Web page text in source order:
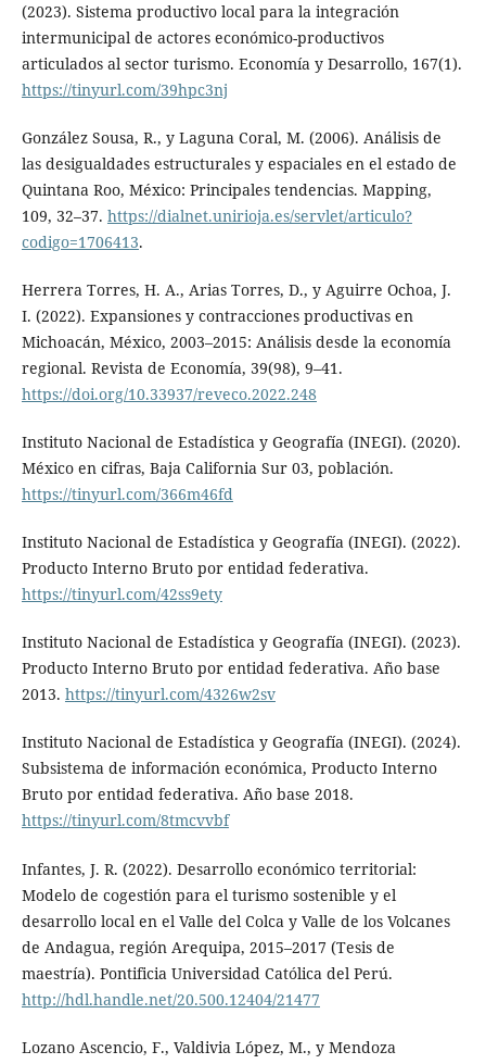
(2023). Sistema productivo local para la integración
intermunicipal de actores económico-productivos
articulados al sector turismo. Economía y Desarrollo, 167(1).
https://tinyurl.com/39hpc3nj
González Sousa, R., y Laguna Coral, M. (2006). Análisis de
las desigualdades estructurales y espaciales en el estado de
Quintana Roo, México: Principales tendencias. Mapping,
109, 32–37. https://dialnet.unirioja.es/servlet/articulo?
codigo=1706413.
Herrera Torres, H. A., Arias Torres, D., y Aguirre Ochoa, J.
I. (2022). Expansiones y contracciones productivas en
Michoacán, México, 2003–2015: Análisis desde la economía
regional. Revista de Economía, 39(98), 9–41.
https://doi.org/10.33937/reveco.2022.248
Instituto Nacional de Estadística y Geografía (INEGI). (2020).
México en cifras, Baja California Sur 03, población.
https://tinyurl.com/366m46fd
Instituto Nacional de Estadística y Geografía (INEGI). (2022).
Producto Interno Bruto por entidad federativa.
https://tinyurl.com/42ss9ety
Instituto Nacional de Estadística y Geografía (INEGI). (2023).
Producto Interno Bruto por entidad federativa. Año base
2013. https://tinyurl.com/4326w2sv
Instituto Nacional de Estadística y Geografía (INEGI). (2024).
Subsistema de información económica, Producto Interno
Bruto por entidad federativa. Año base 2018.
https://tinyurl.com/8tmcvvbf
Infantes, J. R. (2022). Desarrollo económico territorial:
Modelo de cogestión para el turismo sostenible y el
desarrollo local en el Valle del Colca y Valle de los Volcanes
de Andagua, región Arequipa, 2015–2017 (Tesis de
maestría). Pontificia Universidad Católica del Perú.
http://hdl.handle.net/20.500.12404/21477
Lozano Ascencio, F., Valdivia López, M., y Mendoza